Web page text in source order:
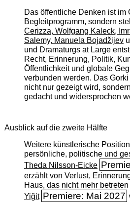
Das öffentliche Denken ist im
Begleitprogramm, sondern
Cerizza, Wolfgang Kaleck,
Salemy, Manuela Bojadžijev
und Dramaturgs at Large
Recht, Erinnerung, Politik,
Öffentlichkeit und globale
verbunden werden. Das
nicht nur gezeigt wird,
gedacht und widersprochen
Ausblick auf die zweite Hälfte
Weitere künstlerische
persönliche, politische und
Theda Nilsson-Eicke
erzählt von Verlust,
Haus, das nicht mehr
Yiğit Premiere: Mai 2027